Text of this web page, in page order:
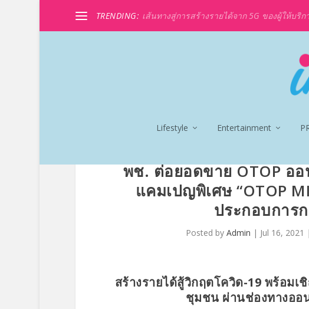
TRENDING: เส้นทางสู่การสร้างรายได้จาก 5G ของผู้ให้บริก
Lifestyle Entertainment
พช. ต่อยอดขาย OTOP ออ
แคมเปญพิเศษ “OTOP
ประกอบการ
Posted by Admin | Jul 16, 2021
สร้างรายได้สู้วิกฤตโควิด-19 พร้อ
ชุมชน ผ่านช่องทางออ